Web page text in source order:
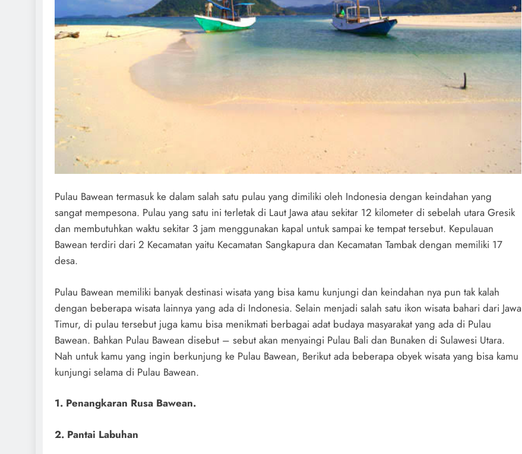
Pulau Bawean termasuk ke dalam salah satu pulau yang dimiliki oleh Indonesia dengan keindahan yang
sangat mempesona. Pulau yang satu ini terletak di Laut Jawa atau sekitar 12 kilometer di sebelah utara Gresik
dan membutuhkan waktu sekitar 3 jam menggunakan kapal untuk sampai ke tempat tersebut. Kepulauan
Bawean terdiri dari 2 Kecamatan yaitu Kecamatan Sangkapura dan Kecamatan Tambak dengan memiliki 17
desa.
Pulau Bawean memiliki banyak destinasi wisata yang bisa kamu kunjungi dan keindahan nya pun tak kalah
dengan beberapa wisata lainnya yang ada di Indonesia. Selain menjadi salah satu ikon wisata bahari dari Jawa
Timur, di pulau tersebut juga kamu bisa menikmati berbagai adat budaya masyarakat yang ada di Pulau
Bawean. Bahkan Pulau Bawean disebut – sebut akan menyaingi Pulau Bali dan Bunaken di Sulawesi Utara.
Nah untuk kamu yang ingin berkunjung ke Pulau Bawean, Berikut ada beberapa obyek wisata yang bisa kamu
kunjungi selama di Pulau Bawean.
1. Penangkaran Rusa Bawean.
2. Pantai Labuhan